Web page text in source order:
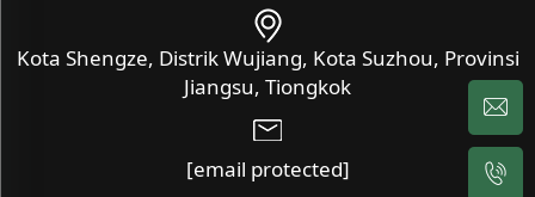
Kota Shengze, Distrik Wujiang, Kota Suzhou, Provinsi
Jiangsu, Tiongkok
[email protected]